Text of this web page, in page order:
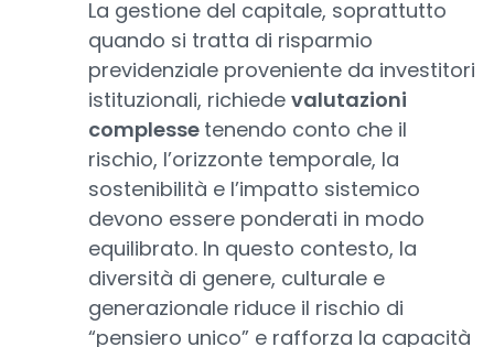
La gestione del capitale, soprattutto
quando si tratta di risparmio
previdenziale proveniente da investitori
istituzionali, richiede valutazioni
complesse tenendo conto che il
rischio, l’orizzonte temporale, la
sostenibilità e l’impatto sistemico
devono essere ponderati in modo
equilibrato. In questo contesto, la
diversità di genere, culturale e
generazionale riduce il rischio di
“pensiero unico” e rafforza la capacità